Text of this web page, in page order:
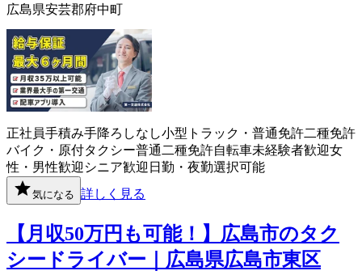
広島県安芸郡府中町
正社員手積み手降ろしなし小型トラック・普通免許二種免許
バイク・原付タクシー普通二種免許自転車未経験者歓迎女
性・男性歓迎 シニア歓迎 日勤・夜勤選択可能
気になる 詳しく見る
【月収50万円も可能！】広島市のタク
シードライバー｜広島県広島市東区